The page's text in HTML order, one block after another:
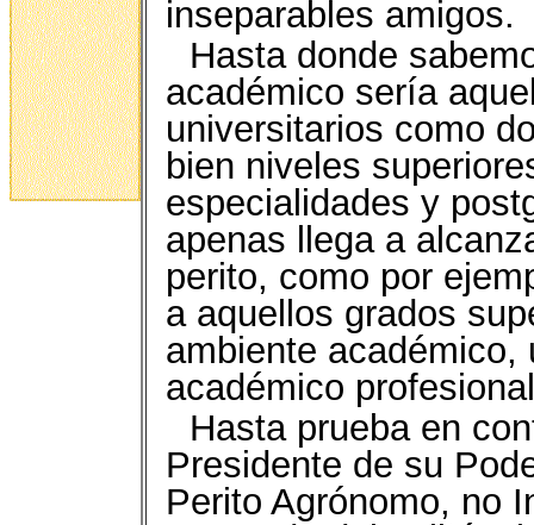
inseparables amigos.
Hasta donde
académico sería
universitarios como
bien niveles
especialidades y
apenas llega a
perito, como por
a aquellos grados
ambiente académico,
académico
Hasta prueba en
Presidente de su
Perito Agrónomo, no